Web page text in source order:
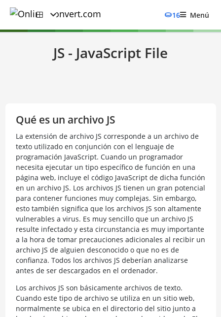
16 Menú
JS - JavaScript File
Qué es un archivo JS
La extensión de archivo JS corresponde a un archivo de
texto utilizado en conjunción con el lenguaje de
programación JavaScript. Cuando un programador
necesita ejecutar un tipo específico de función en una
página web, incluye el código JavaScript de dicha función
en un archivo JS. Los archivos JS tienen un gran potencial
para contener funciones muy complejas. Sin embargo,
esto también significa que los archivos JS son altamente
vulnerables a virus. Es muy sencillo que un archivo JS
resulte infectado y esta circunstancia es muy importante
a la hora de tomar precauciones adicionales al recibir un
archivo JS de alguien desconocido o que no es de
confianza. Todos los archivos JS deberían analizarse
antes de ser descargados en el ordenador.
Los archivos JS son básicamente archivos de texto.
Cuando este tipo de archivo se utiliza en un sitio web,
normalmente se ubica en el directorio del sitio junto a